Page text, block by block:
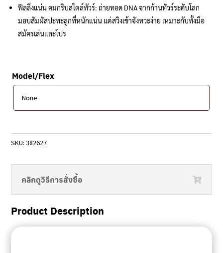
ฟีลลิ่งแน่น คมกริบสไตล์ทัวร์: ถ่ายทอด DNA จากก้านทัวร์ระดับโลก
มอบสัมผัสปะทะลูกที่หนักแน่น แต่สวิงเข้าจังหวะง่าย เหมาะกับทั้งมือ
สมัครเล่นและโปร
Model/Flex
SKU:382627
คลิกดูวิธีการสั่งซื้อ
Product Description